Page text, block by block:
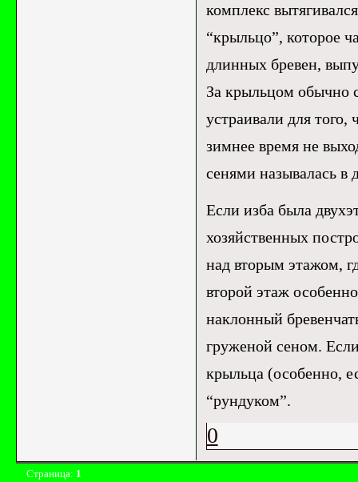
комплекс
“крыльцо”, которое
длинных бревен,
За крыльцом обычно
устраивали для того,
зимнее время не
сенями называлась в
Если изба была
хозяйственных
над вторым этажом,
второй этаж
наклонный
груженой сеном.
крыльца (особенно,
“рундуком”.
0
Страница: 1